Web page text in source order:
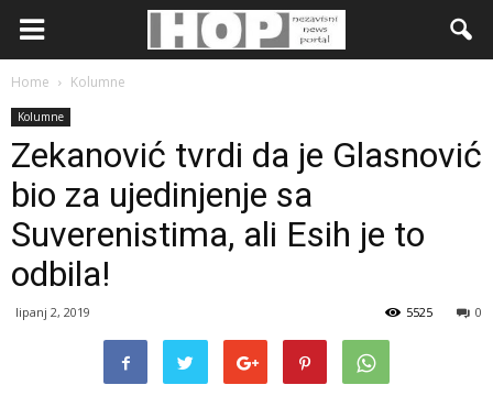
Home Kolumne
Kolumne
Zekanović tvrdi da je Glasnović
bio za ujedinjenje sa
Suverenistima, ali Esih je to
odbila!
lipanj 2, 2019 0
5525